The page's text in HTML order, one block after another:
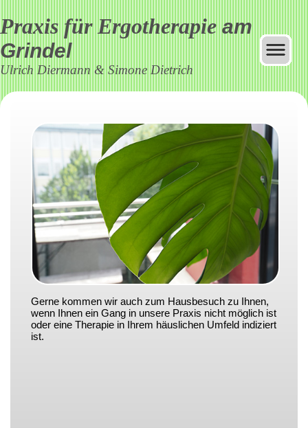
Praxis für Ergotherapie am
Grindel
Ulrich Diermann & Simone Dietrich
Gerne kommen wir auch zum Hausbesuch zu Ihnen,
wenn Ihnen ein Gang in unsere Praxis nicht möglich ist
oder eine Therapie in Ihrem häuslichen Umfeld indiziert
ist.